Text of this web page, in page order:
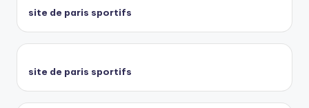
site de paris sportifs
site de paris sportifs